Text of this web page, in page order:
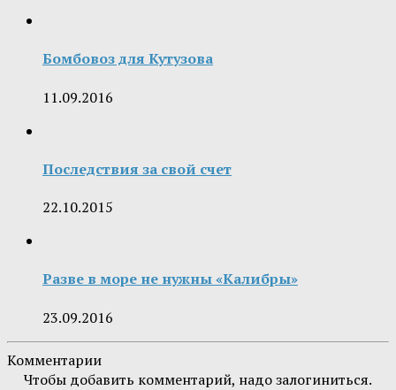
Бомбовоз для Кутузова
11.09.2016
Последствия за свой счет
22.10.2015
Разве в море не нужны «Калибры»
23.09.2016
Комментарии
Чтобы добавить комментарий, надо залогиниться.